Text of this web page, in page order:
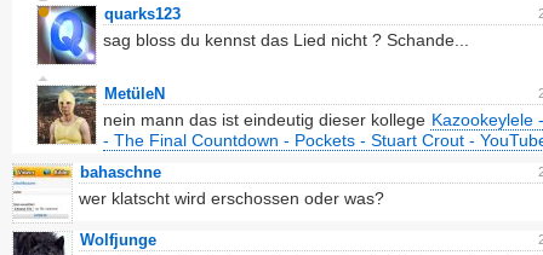
quarks123
sag bloss du kennst das Lied nicht ? Schande...
MetüleN
nein mann das ist eindeutig dieser kollege Kazookeylele
- The Final Countdown - Pockets - Stuart Crout -
bahaschne
wer klatscht wird erschossen oder was?
Wolfjunge